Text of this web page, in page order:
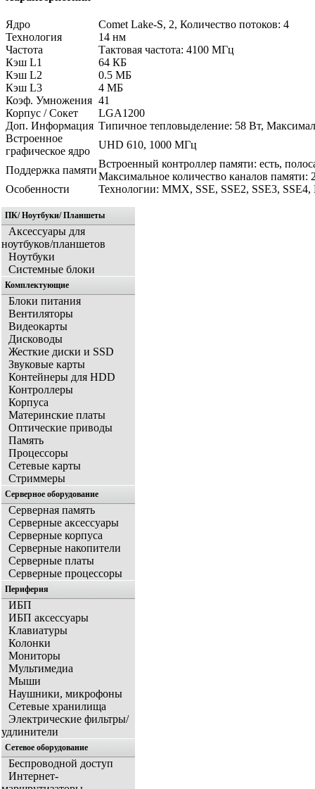
Ядро
Comet Lake-S, 2, Количество потоков: 4
Технология
14 нм
Частота
Тактовая частота: 4100 МГц
Кэш L1
64 КБ
Кэш L2
0.5 МБ
Кэш L3
4 МБ
Коэф. Умножения 41
Корпус / Сокет
LGA1200
Доп. Информация Типичное тепловыделение: 58 Вт,
Встроенное
графическое ядро
UHD 610, 1000 МГц
Поддержка памяти
Встроенный контроллер памяти: есть,
Максимальное количество каналов
Особенности
Технологии: MMX, SSE, SSE2, SSE3,
ПК/ Ноутбуки/ Планшеты
Аксессуары для
ноутбуков/планшетов
Ноутбуки
Системные блоки
Комплектующие
Блоки питания
Вентиляторы
Видеокарты
Дисководы
Жесткие диски и SSD
Звуковые карты
Контейнеры для HDD
Контроллеры
Корпуса
Материнские платы
Оптические приводы
Память
Процессоры
Сетевые карты
Стриммеры
Серверное оборудование
Серверная память
Серверные аксессуары
Серверные корпуса
Серверные накопители
Серверные платы
Серверные процессоры
Периферия
ИБП
ИБП аксессуары
Клавиатуры
Колонки
Мониторы
Мультимедиа
Мыши
Наушники, микрофоны
Сетевые хранилища
Электрические фильтры/
удлинители
Сетевое оборудование
Беспроводной доступ
Интернет-